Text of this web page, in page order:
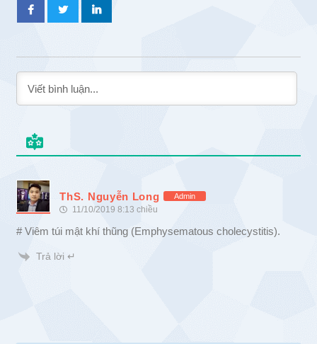
ThS. Nguyễn Long Admin
11/10/2019 8:13 chiều
# Viêm túi mật khí thũng (Emphysematous cholecystitis).
Trả lời ↵